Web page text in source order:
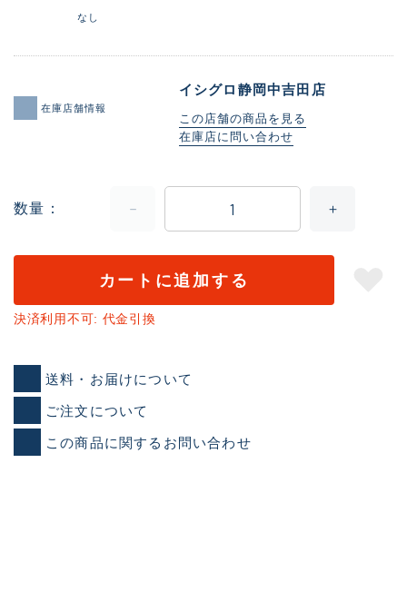
なし
在庫店舗情報
イシグロ静岡中吉田店
この店舗の商品を見る
在庫店に問い合わせ
数量
カートに追加する
決済利用不可: 代金引換
送料・お届けについて
ご注文について
この商品に関するお問い合わせ